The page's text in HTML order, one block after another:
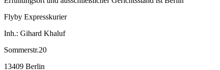
Flyby Expresskurier
Inh.: Gihard Khaluf
Sommerstr.20
13409 Berlin